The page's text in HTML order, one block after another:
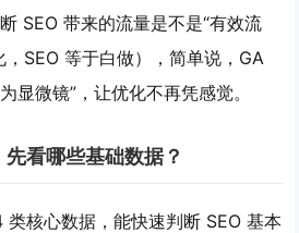
SEO 带来的流量是不是“有效流
，SEO 等于白做），简单说，GA
显微镜”，让优化不再凭感觉。
看哪些基础数据？
类核心数据，能快速判断 SEO 基本